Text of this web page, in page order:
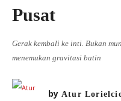
DIALEKTIKA SUNYI
EXTREME DISTORTION
Pusat
Gerak kembali ke inti. Bukan
menemukan gravitasi batin
by Atur